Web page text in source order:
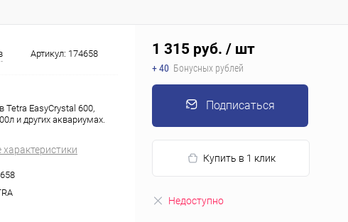
Артикул: 174658
EasyCrystal 600,
и других аквариумах.
характеристики
1 315 руб. / шт
+ 40 Бонусных рублей
Подписаться
Купить в 1 клик
Недоступно